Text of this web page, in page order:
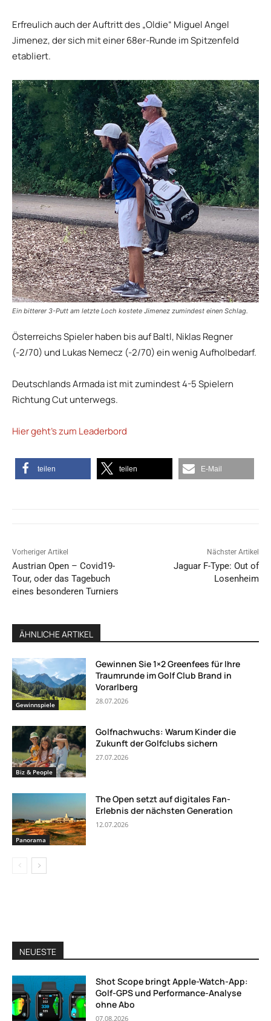
Erfreulich auch der Auftritt des „Oldie“ Miguel Angel
Jimenez, der sich mit einer 68er-Runde im Spitzenfeld
etabliert.
Ein bitterer 3-Putt am letzte Loch kostete Jimenez zumindest einen Schlag.
Österreichs Spieler haben bis auf Baltl, Niklas Regner
(-2/70) und Lukas Nemecz (-2/70) ein wenig Aufholbedarf.
Deutschlands Armada ist mit zumindest 4-5 Spielern
Richtung Cut unterwegs.
Hier geht’s zum Leaderbord
teilen teilen E-Mail
Vorheriger Artikel
Austrian Open – Covid19-
Tour, oder das Tagebuch
eines besonderen Turniers
Nächster Artikel
Jaguar F-Type: Out of
Losenheim
ÄHNLICHE ARTIKEL
Gewinnspiele
Gewinnen Sie 1×2 Greenfees für Ihre
Traumrunde im Golf Club Brand in
Vorarlberg
28.07.2026
Biz & People
Golfnachwuchs: Warum Kinder die
Zukunft der Golfclubs sichern
27.07.2026
Panorama
The Open setzt auf digitales Fan-
Erlebnis der nächsten Generation
12.07.2026
NEUESTE
Shot Scope bringt Apple-Watch-App:
Golf-GPS und Performance-Analyse
ohne Abo
07.08.2026